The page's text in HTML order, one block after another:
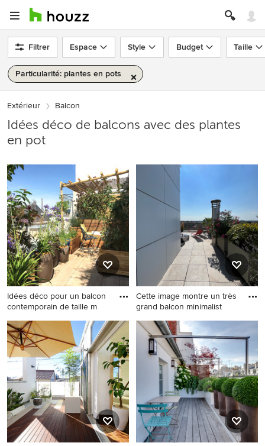
Filtrer Espace Style Budget Taille
Particularité: plantes en pots
Extérieur Balcon
Idées déco de balcons avec des plantes
en pot
Idées déco pour un balcon
contemporain de taille m
Idées déco pour un balcon
contemporain de taille
moyenne avec des plantes
en pot et une pergola.
Cette image montre un très
grand balcon minimalist
Cette image montre un très
grand balcon minimaliste
avec des plantes en pot.